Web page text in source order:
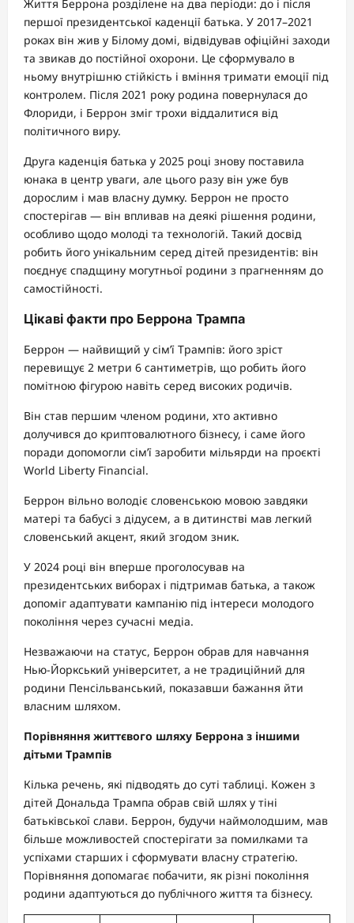
Життя Беррона розділене на два періоди: до і після
першої президентської каденції батька. У 2017–2021
роках він жив у Білому домі, відвідував офіційні заходи
та звикав до постійної охорони. Це сформувало в
ньому внутрішню стійкість і вміння тримати емоції під
контролем. Після 2021 року родина повернулася до
Флориди, і Беррон зміг трохи віддалитися від
політичного виру.
Друга каденція батька у 2025 році знову поставила
юнака в центр уваги, але цього разу він уже був
дорослим і мав власну думку. Беррон не просто
спостерігав — він впливав на деякі рішення родини,
особливо щодо молоді та технологій. Такий досвід
робить його унікальним серед дітей президентів: він
поєднує спадщину могутньої родини з прагненням до
самостійності.
Цікаві факти про Беррона Трампа
Беррон — найвищий у сім’ї Трампів: його зріст
перевищує 2 метри 6 сантиметрів, що робить його
помітною фігурою навіть серед високих родичів.
Він став першим членом родини, хто активно
долучився до криптовалютного бізнесу, і саме його
поради допомогли сім’ї заробити мільярди на проєкті
World Liberty Financial.
Беррон вільно володіє словенською мовою завдяки
матері та бабусі з дідусем, а в дитинстві мав легкий
словенський акцент, який згодом зник.
У 2024 році він вперше проголосував на
президентських виборах і підтримав батька, а також
допоміг адаптувати кампанію під інтереси молодого
покоління через сучасні медіа.
Незважаючи на статус, Беррон обрав для навчання
Нью-Йоркський університет, а не традиційний для
родини Пенсільванський, показавши бажання йти
власним шляхом.
Порівняння життєвого шляху Беррона з іншими
дітьми Трампів
Кілька речень, які підводять до суті таблиці. Кожен з
дітей Дональда Трампа обрав свій шлях у тіні
батьківської слави. Беррон, будучи наймолодшим, мав
більше можливостей спостерігати за помилками та
успіхами старших і сформувати власну стратегію.
Порівняння допомагає побачити, як різні покоління
родини адаптуються до публічного життя та бізнесу.